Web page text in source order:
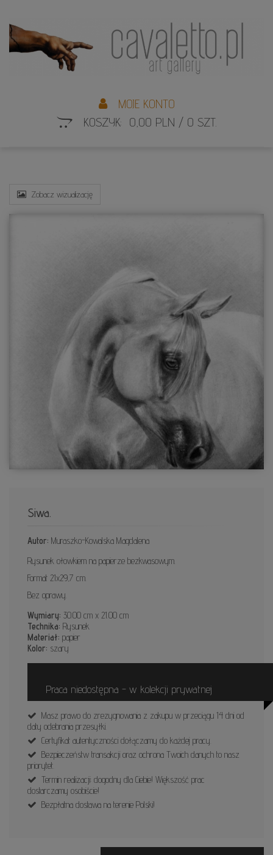
MOJE KONTO
KOSZYK: 0,00 PLN / 0 SZT.
Zobacz wizualizację
Siwa.
Autor: Muraszko-Kowalska Magdalena
Rysunek ołowkiem na papierze bezkwasowym.
Format 21x29,7 cm.
Bez oprawy.
Wymiary: 30.00 cm x 21.00 cm
Technika: Rysunek
Materiał: papier
Kolor: szary
Praca niedostępna - w kolekcji prywatnej
Masz prawo do zrezygnowania z zakupu w przeciągu 14 dni od
daty odebrania przesyłki.
Certyfikat autentyczności dołączamy do każdej pracy.
Bezpieczeństw transakcji oraz ochrona Twoich danych to nasz
priorytet.
Termin realizacji: dogodny dla Ciebie! Większość prac
dostarczamy osobiście!
Bezpłatna dostawa na terenie Polski!